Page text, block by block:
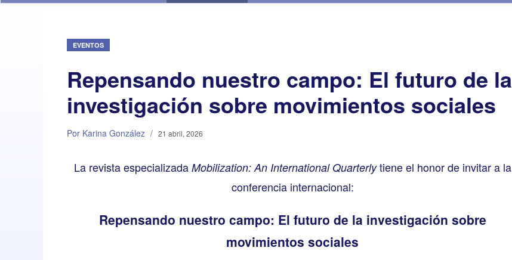
EVENTOS
Repensando nuestro campo: El futuro de la
investigación sobre movimientos sociales
Por Karina González / 21 abril, 2026
La revista especializada Mobilization: An International Quarterlytiene el honor de invitar a la
conferencia internacional:
Repensando nuestro campo: El futuro de la investigación sobre
movimientos sociales